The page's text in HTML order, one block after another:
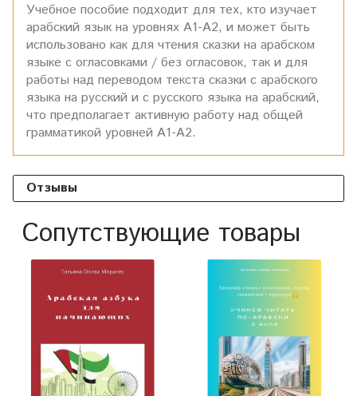
Учебное пособие подходит для тех, кто изучает
арабский язык на уровнях А1-А2, и может быть
использовано как для чтения сказки на арабском
языке с огласовками / без огласовок, так и для
работы над переводом текста сказки с арабского
языка на русский и с русского языка на арабский,
что предполагает активную работу над общей
грамматикой уровней А1-А2.
Отзывы
Сопутствующие товары